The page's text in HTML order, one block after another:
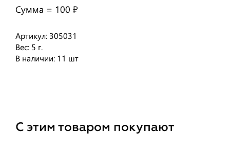
Артикул: 305031
Вес: 5 г.
В наличии: 11 шт
Сумма = 100 ₽
С этим товаром покупают